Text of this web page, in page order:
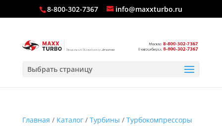
8-800-302-7367 info@maxxturbo.ru
Выбрать страницу
Главная / Каталог/ Турбины / Турбокомпрессоры